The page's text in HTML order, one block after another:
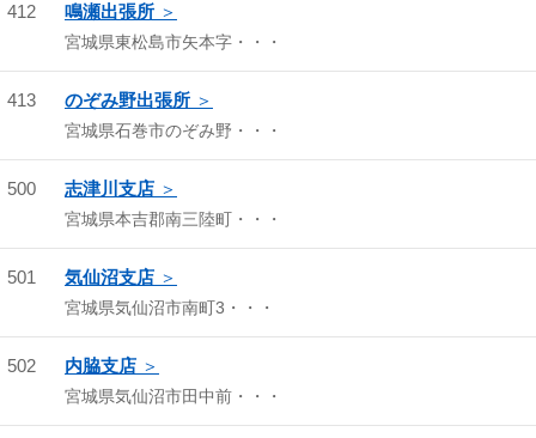
412 鳴瀬出張所
宮城県東松島市矢本字・・・
413 のぞみ野出張所
宮城県石巻市のぞみ野・・・
500 志津川支店
宮城県本吉郡南三陸町・・・
501 気仙沼支店
宮城県気仙沼市南町3・・・
502 内脇支店
宮城県気仙沼市田中前・・・